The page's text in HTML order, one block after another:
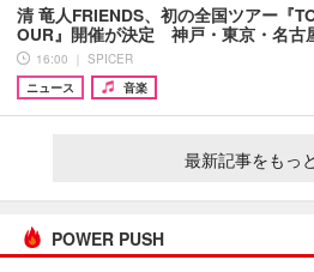
清 竜人FRIENDS、初の全国ツアー『
OUR』開催が決定 神戸・東京・名古
16:00 ｜ SPICER
ニュース
音楽
最新記事をもっ
POWER PUSH